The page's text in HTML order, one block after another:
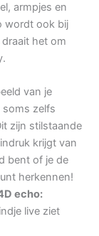
armpjes en
wordt ook bij
het om
van je
soms zelfs
zijn stilstaande
krijgt van
bent of je de
herkennen!
echo:
live ziet